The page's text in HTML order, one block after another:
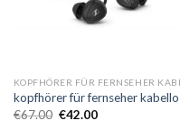
kopfhörer für fernseher
€67.00 €42.00